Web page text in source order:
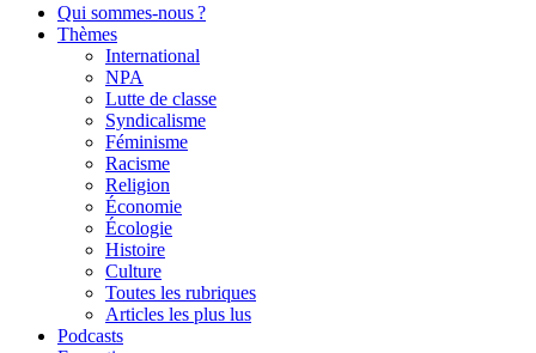
Qui sommes-nous ?
Thèmes
International
NPA
Lutte de classe
Syndicalisme
Féminisme
Racisme
Religion
Économie
Écologie
Histoire
Culture
Toutes les rubriques
Articles les plus lus
Podcasts